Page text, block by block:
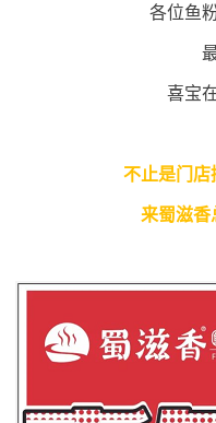
各位鱼
喜宝
不止是门店
来蜀滋香